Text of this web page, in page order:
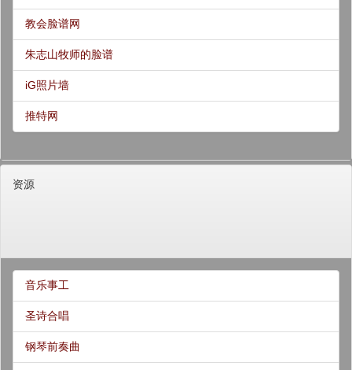
教会脸谱网
朱志山牧师的脸谱
iG照片墙
推特网
资源
音乐事工
圣诗合唱
钢琴前奏曲